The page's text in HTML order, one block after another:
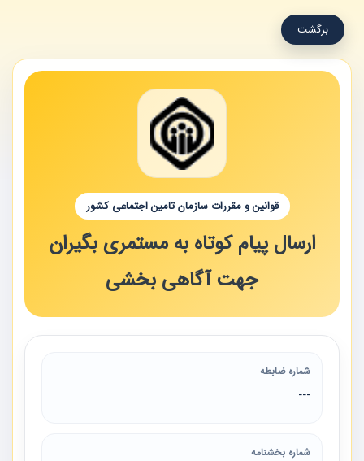
برگشت
قوانین و مقررات سازمان تامین اجتماعی کشور
ارسال پیام کوتاه به مستمری بگیران
جهت آگاهی بخشی
شماره ضابطه
---
شماره بخشنامه